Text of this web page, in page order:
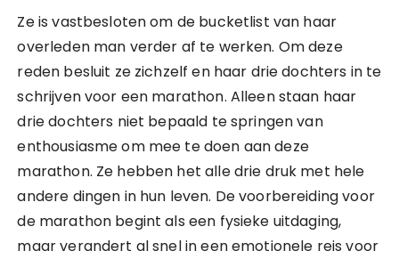
Ze is vastbesloten om de bucketlist van haar
overleden man verder af te werken. Om deze
reden besluit ze zichzelf en haar drie dochters in te
schrijven voor een marathon. Alleen staan haar
drie dochters niet bepaald te springen van
enthousiasme om mee te doen aan deze
marathon. Ze hebben het alle drie druk met hele
andere dingen in hun leven. De voorbereiding voor
de marathon begint als een fysieke uitdaging,
maar verandert al snel in een emotionele reis voor